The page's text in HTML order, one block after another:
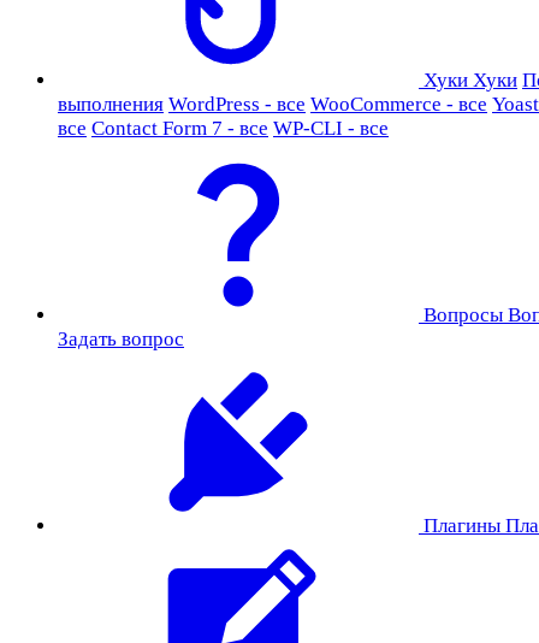
Хуки Хуки
выполнения WordPress - все WooCommerce - все
все Contact Form 7 - все WP-CLI - все
Вопросы
Задать вопрос
Плагины